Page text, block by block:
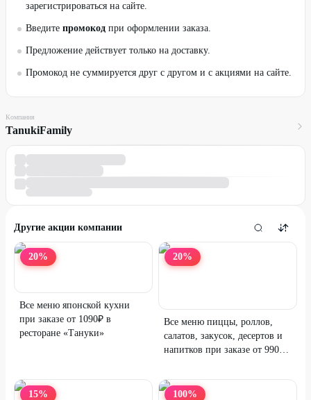
зарегистрироваться на сайте.
Введите промокод при оформлении заказа.
Предложение действует только на доставку.
Промокод не суммируется друг с другом и с акциями на сайте.
Компания
TanukiFamily
Другие акции компании
20%
Все меню японской кухни
при заказе от 1090₽ в
ресторане «Тануки»
20%
Все меню пиццы, роллов,
салатов, закусок, десертов и
напитков при заказе от 990₽
15% 100%